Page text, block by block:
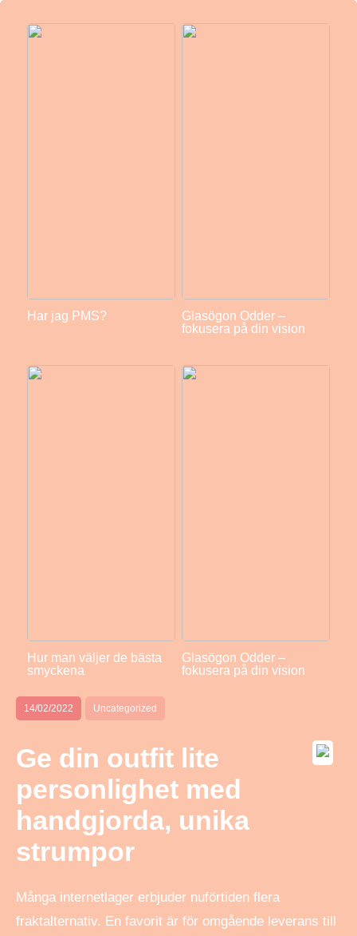
Har jag PMS?
Glasögon Odder –
fokusera på din vision
Hur man väljer de bästa
smyckena
Glasögon Odder –
fokusera på din vision
14/02/2022 Uncategorized
Ge din outfit lite
personlighet med
handgjorda, unika
strumpor
Många internetlager erbjuder nuförtiden flera
fraktalternativ. En favorit är för omgående leverans till